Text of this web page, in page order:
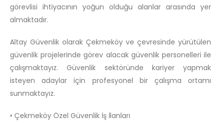
görevlisi ihtiyacının yoğun olduğu alanlar arasında yer
almaktadır.
Altay Güvenlik olarak Çekmeköy ve çevresinde yürütülen
güvenlik projelerinde görev alacak güvenlik personelleri ile
çalışmaktayız. Güvenlik sektöründe kariyer yapmak
isteyen adaylar için profesyonel bir çalışma ortamı
sunmaktayız.
• Çekmeköy Özel Güvenlik İş İlanları